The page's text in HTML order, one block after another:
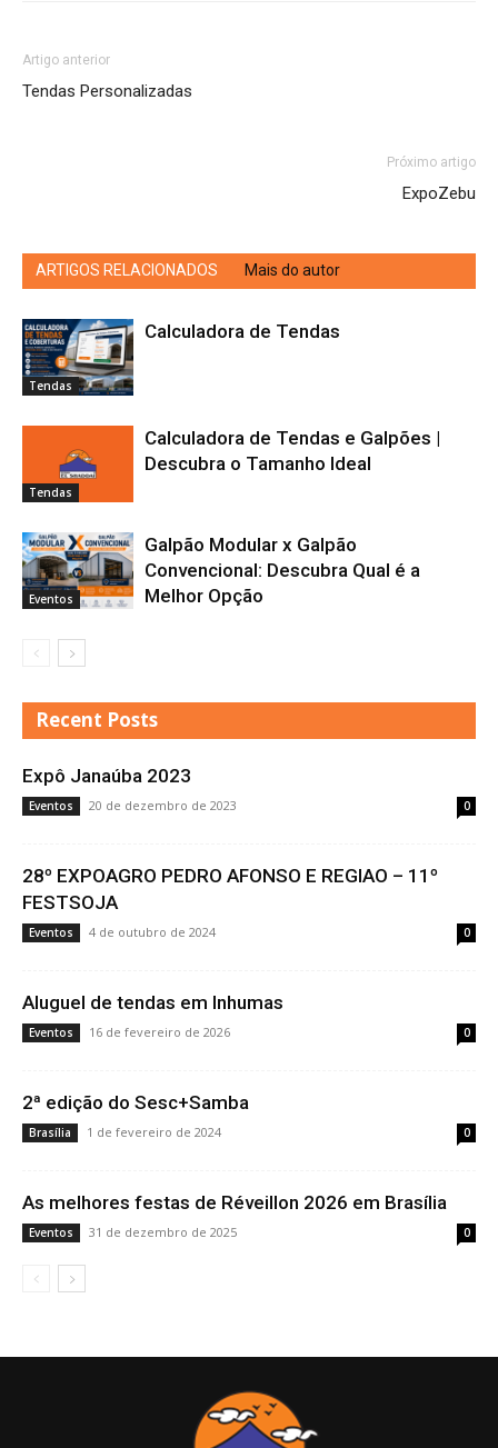
Artigo anterior
Tendas Personalizadas
Próximo artigo
ExpoZebu
ARTIGOS RELACIONADOS Mais do autor
Tendas
Calculadora de Tendas
Tendas
Calculadora de Tendas e Galpões |
Descubra o Tamanho Ideal
Eventos
Galpão Modular x Galpão
Convencional: Descubra Qual é a
Melhor Opção
Recent Posts
Expô Janaúba 2023
Eventos 20 de dezembro de 2023 0
28º EXPOAGRO PEDRO AFONSO E REGIAO – 11º
FESTSOJA
Eventos 4 de outubro de 2024 0
Aluguel de tendas em Inhumas
Eventos 16 de fevereiro de 2026 0
2ª edição do Sesc+Samba
Brasília 1 de fevereiro de 2024 0
As melhores festas de Réveillon 2026 em Brasília
Eventos 31 de dezembro de 2025 0